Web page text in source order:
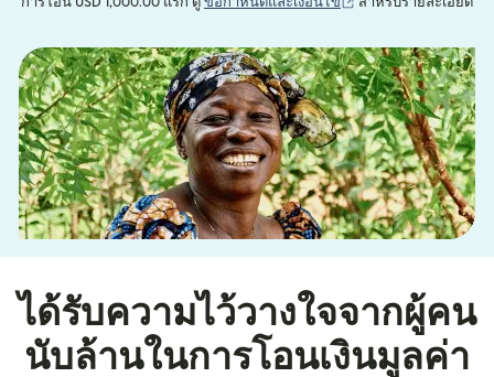
ได้รับความไว้วางใจจากผู้คน
นับล้านในการโอนเงินมูลค่า